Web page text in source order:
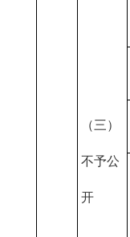
（三）
不予公
开